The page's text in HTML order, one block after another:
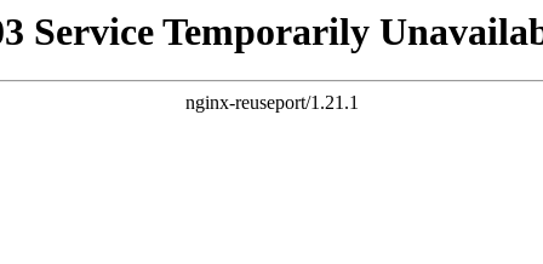
Service Temporarily
nginx-reuseport/1.21.1